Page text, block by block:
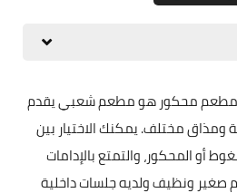
محكور هو مطعم شعبي يقدم
ومذاق مختلف. يمكنك الاختيار بين
أو المحكور، والتمتع بالإدامات
صغير ونظيف ولديه جلسات داخلية